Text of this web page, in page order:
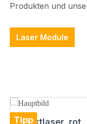
Produkten und
Laser Module
Produktgalerie
Tipp